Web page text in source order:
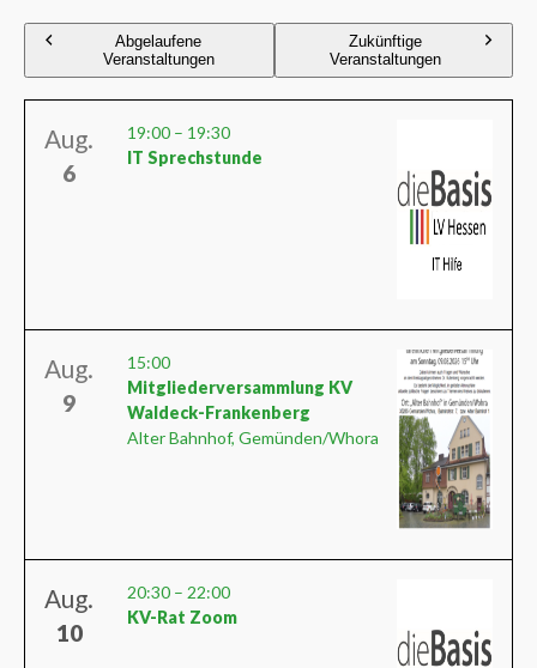
Abgelaufene
Veranstaltungen
Zukünftige
Veranstaltungen
Aug.
6
19:00 – 19:30
IT Sprechstunde
Aug.
9
15:00
Mitgliederversammlung KV
Waldeck-Frankenberg
Alter Bahnhof, Gemünden/Whora
Aug.
10
20:30 – 22:00
KV-Rat Zoom